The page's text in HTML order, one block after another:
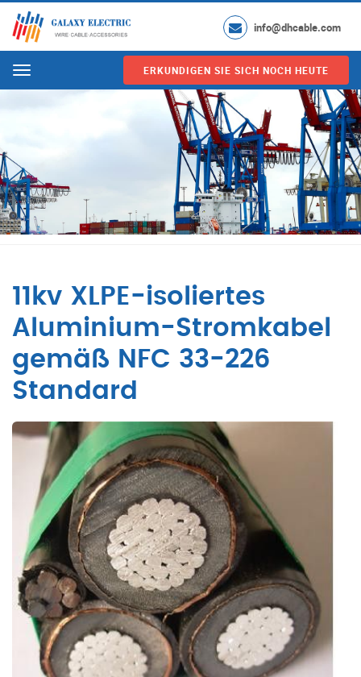
info@dhcable.com
Menu ERKUNDIGEN SIE SICH NOCH HEUTE
11kv XLPE-isoliertes
Aluminium-Stromkabel
gemäß NFC 33-226
Standard